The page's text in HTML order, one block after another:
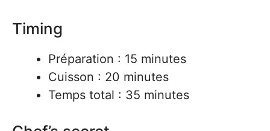
Timing
Préparation : 15 minutes
Cuisson : 20 minutes
Temps total : 35 minutes